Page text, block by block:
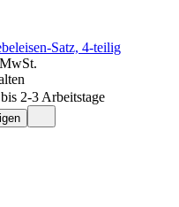
Satz, 4-teilig
2-3 Arbeitstage